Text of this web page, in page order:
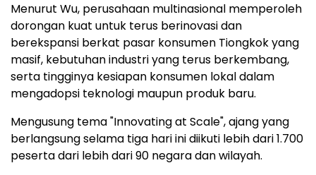
Menurut Wu, perusahaan multinasional memperoleh
dorongan kuat untuk terus berinovasi dan
berekspansi berkat pasar konsumen Tiongkok yang
masif, kebutuhan industri yang terus berkembang,
serta tingginya kesiapan konsumen lokal dalam
mengadopsi teknologi maupun produk baru.
Mengusung tema "Innovating at Scale", ajang yang
berlangsung selama tiga hari ini diikuti lebih dari 1.700
peserta dari lebih dari 90 negara dan wilayah.